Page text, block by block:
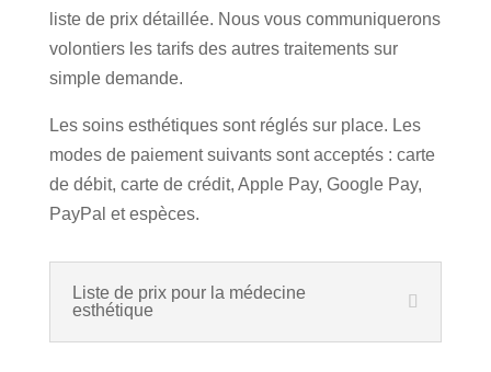
liste de prix détaillée. Nous vous communiquerons
volontiers les tarifs des autres traitements sur
simple demande.
Les soins esthétiques sont réglés sur place. Les
modes de paiement suivants sont acceptés : carte
de débit, carte de crédit, Apple Pay, Google Pay,
PayPal et espèces.
Liste de prix pour la médecine
esthétique